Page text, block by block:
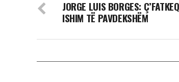
JORGE LUIS BORGES:
ISHIM TË PAVDEKSHËM